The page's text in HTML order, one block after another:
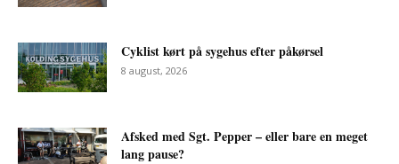
Cyklist kørt på sygehus efter påkørsel
8 august, 2026
Afsked med Sgt. Pepper – eller bare en meget
lang pause?